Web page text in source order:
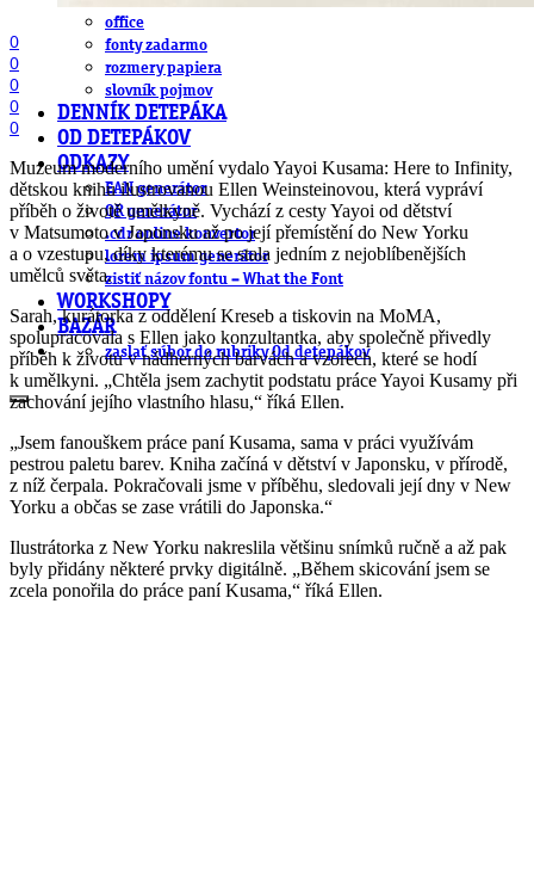
office
fonty zadarmo
rozmery papiera
slovník pojmov
DENNÍK DETEPÁKA
OD DETEPÁKOV
ODKAZY
EAN generátor
QR generátor
.cdr online konvertor
lorem ipsum generátor
zistiť názov fontu – What the Font
WORKSHOPY
BAZÁR
zaslať súbor do rubriky Od detepákov
0
0
0
0
0
Muzeum moderního umění vydalo Yayoi Kusama: Here to Infinity,
dětskou knihu ilustrovanou Ellen Weinsteinovou, která vypráví
příběh o životě umělkyně. Vychází z cesty Yayoi od dětství
v Matsumoto v Japonsku až po její přemístění do New Yorku
a o vzestupu, díky kterému se stala jedním z nejoblíbenějších
umělců světa.
Sarah, kurátorka z oddělení Kreseb a tiskovin na MoMA,
spolupracovala s Ellen jako konzultantka, aby společně přivedly
příběh k životu v nádherných barvách a vzorech, které se hodí
k umělkyni. „Chtěla jsem zachytit podstatu práce Yayoi Kusamy při
zachování jejího vlastního hlasu,“ říká Ellen.
„Jsem fanouškem práce paní Kusama, sama v práci využívám
pestrou paletu barev. Kniha začíná v dětství v Japonsku, v přírodě,
z níž čerpala. Pokračovali jsme v příběhu, sledovali její dny v New
Yorku a občas se zase vrátili do Japonska.“
Ilustrátorka z New Yorku nakreslila většinu snímků ručně a až pak
byly přidány některé prvky digitálně. „Během skicování jsem se
zcela ponořila do práce paní Kusama,“ říká Ellen.